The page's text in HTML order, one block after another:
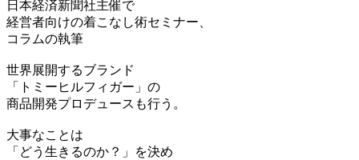
日本経済新聞社主催で
経営者向けの着こなし術セミナー、
コラムの執筆
世界展開するブランド
「トミーヒルフィガー」の
商品開発プロデュースも行う。
大事なことは
「どう生きるのか？」を決め